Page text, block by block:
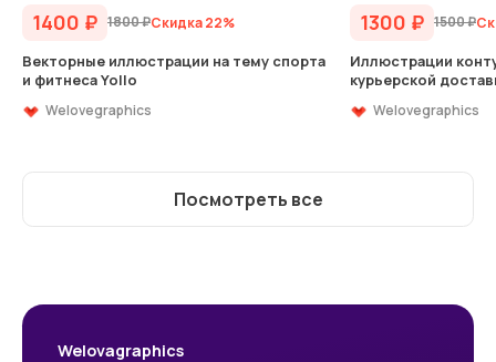
1400 ₽ 1800₽Скидка 22%
Векторные иллюстрации на тему спорта
и фитнеса Yollo
Welovegraphics
1300 ₽ 1500₽
Иллюстрации
курьерской
Welovegraphics
Посмотреть все
Welovagraphics